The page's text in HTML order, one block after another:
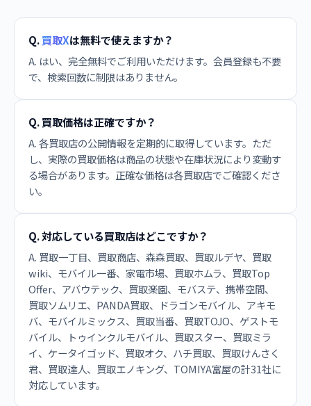
Q.買取Xは無料で使えますか？
A. はい、完全無料でご利用いただけます。会員登録も不要
で、検索回数に制限はありません。
Q. 買取価格は正確ですか？
A. 各買取店の公開情報を定期的に取得しています。ただ
し、実際の買取価格は商品の状態や在庫状況により変動す
る場合があります。正確な価格は各買取店でご確認くださ
い。
Q. 対応している買取店はどこですか？
A. 買取一丁目、買取商店、森森買取、買取ルデヤ、買取
wiki、モバイル一番、家電市場、買取ホムラ、買取Top
Offer、アバウテック、買取楽園、モバステ、携帯空間、
買取ソムリエ、PANDA買取、ドラゴンモバイル、アキモ
バ、モバイルミックス、買取当番、買取TOJO、ゲストモ
バイル、トゥインクルモバイル、買取スター、買取ミラ
イ、ケータイゴッド、買取オク、ハチ買取、買取けんさく
君、買取達人、買取エノキング、TOMIYA富屋の計31社に
対応しています。